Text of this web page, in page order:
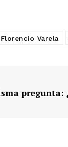
Florencio Varela
pregunta: